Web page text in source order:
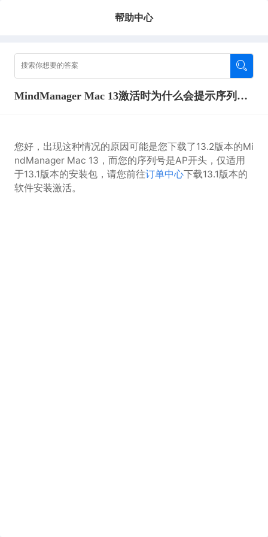
帮助中心
MindManager Mac 13激活时为什么会提示序列号不对？
您好，出现这种情况的原因可能是您下载了13.2版本的Mi
ndManager Mac 13，而您的序列号是AP开头，仅适用
于13.1版本的安装包，请您前往订单中心下载13.1版本的
软件安装激活。